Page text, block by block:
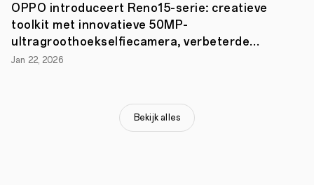
2021
–
lanceert
grootste
smart
device
OPPO introduceert Reno15-serie: creatieve
toolkit met innovatieve 50MP-
ultragroothoekselfiecamera, verbeterde
portret- en video-opties
Jan 22, 2026
Bekijk alles